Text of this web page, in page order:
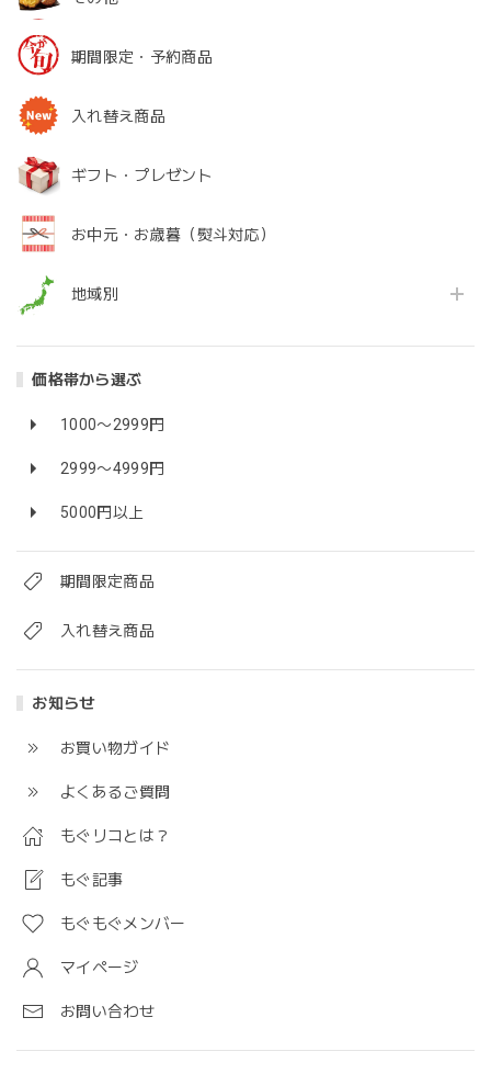
期間限定・予約商品
入れ替え商品
ギフト・プレゼント
お中元・お歳暮（熨斗対応）
地域別
価格帯から選ぶ
1000〜2999円
2999〜4999円
5000円以上
期間限定商品
入れ替え商品
お知らせ
お買い物ガイド
よくあるご質問
もぐリコとは？
もぐ記事
もぐもぐメンバー
マイページ
お問い合わせ